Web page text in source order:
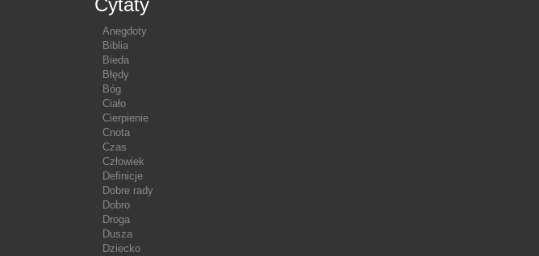
Cytaty
Anegdoty
Biblia
Bieda
Błędy
Bóg
Ciało
Cierpienie
Cnota
Czas
Człowiek
Definicje
Dobre rady
Dobro
Droga
Dusza
Dziecko